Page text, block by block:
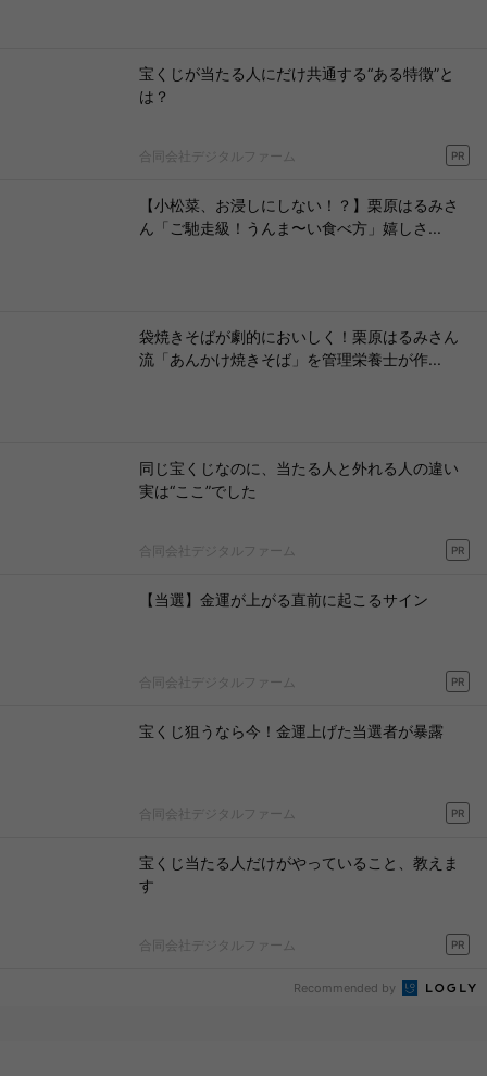
宝くじが当たる人にだけ共通する“ある特徴”と
は？
合同会社デジタルファーム PR
【小松菜、お浸しにしない！？】栗原はるみさ
ん「ご馳走級！うんま〜い食べ方」嬉しさ...
袋焼きそばが劇的においしく！栗原はるみさん
流「あんかけ焼きそば」を管理栄養士が作...
同じ宝くじなのに、当たる人と外れる人の違い
実は“ここ”でした
合同会社デジタルファーム PR
【当選】金運が上がる直前に起こるサイン
合同会社デジタルファーム PR
宝くじ狙うなら今！金運上げた当選者が暴露
合同会社デジタルファーム PR
宝くじ当たる人だけがやっていること、教えま
す
合同会社デジタルファーム PR
Recommended by